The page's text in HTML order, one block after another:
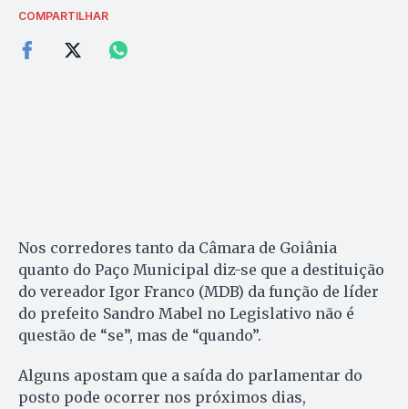
COMPARTILHAR
Nos corredores tanto da Câmara de Goiânia
quanto do Paço Municipal diz-se que a destituição
do vereador Igor Franco (MDB) da função de líder
do prefeito Sandro Mabel no Legislativo não é
questão de “se”, mas de “quando”.
Alguns apostam que a saída do parlamentar do
posto pode ocorrer nos próximos dias,